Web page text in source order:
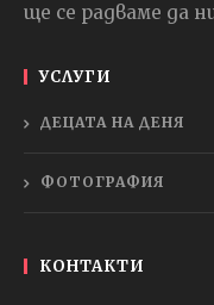
ще се радваме да
УСЛУГИ
ДЕЦАТА НА ДЕНЯ
ФОТОГРАФИЯ
КОНТАКТИ